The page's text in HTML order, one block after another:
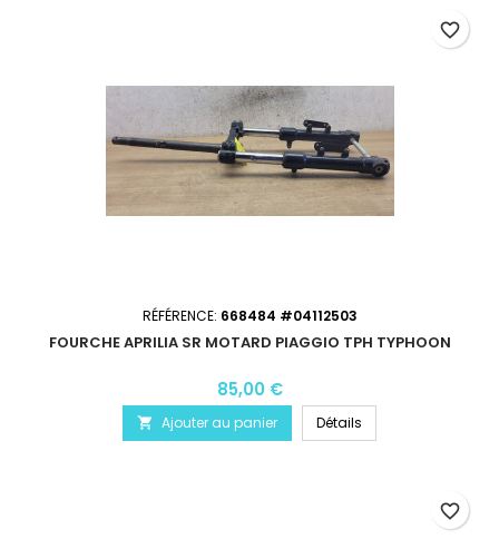
RÉFÉRENCE: 668484 #04112503
FOURCHE APRILIA SR MOTARD PIAGGIO TPH TYPHOON
85,00 €
 Ajouter au panier Détails
favorite_border
favorite_border